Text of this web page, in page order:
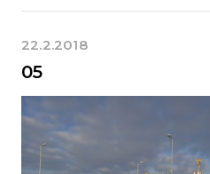
22.2.2018
05